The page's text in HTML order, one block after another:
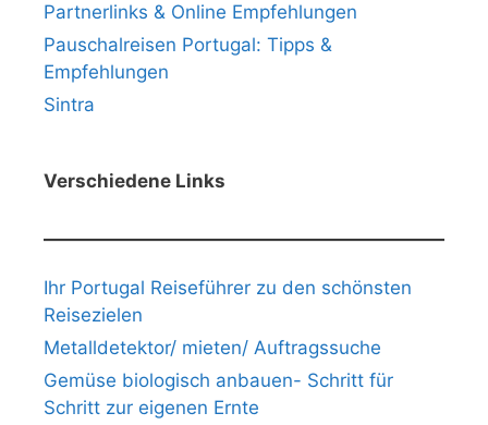
Partnerlinks & Online Empfehlungen
Pauschalreisen Portugal: Tipps &
Empfehlungen
Sintra
Verschiedene Links
Ihr Portugal Reiseführer zu den schönsten
Reisezielen
Metalldetektor/ mieten/ Auftragssuche
Gemüse biologisch anbauen- Schritt für
Schritt zur eigenen Ernte